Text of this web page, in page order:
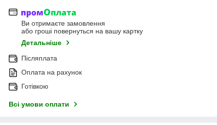
Ви отримаєте замовлення
або гроші повернуться на вашу картку
Детальніше
Післяплата
Оплата на рахунок
Готівкою
Всі умови оплати